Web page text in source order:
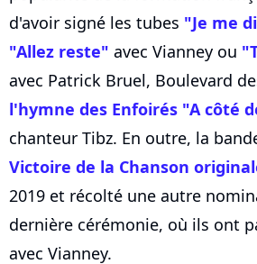
d'avoir signé les tubes "Je me
"Allez reste" avec Vianney ou
avec Patrick Bruel, Boulevard
l'hymne des Enfoirés "A côté
chanteur Tibz. En outre, la
Victoire de la Chanson
2019 et récolté une autre
dernière cérémonie, où ils ont
avec Vianney.